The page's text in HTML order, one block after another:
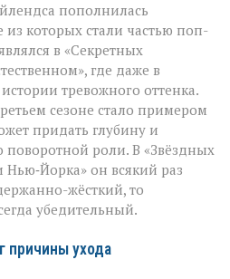
пополнилась
из которых стали частью поп-
в «Секретных
где даже в
тревожного оттенка.
сезоне стало примером
придать глубину и
поворотной роли. В «Звёздных
Нью‑Йорка» он всякий раз
жёсткий, то
убедительный.
причины ухода